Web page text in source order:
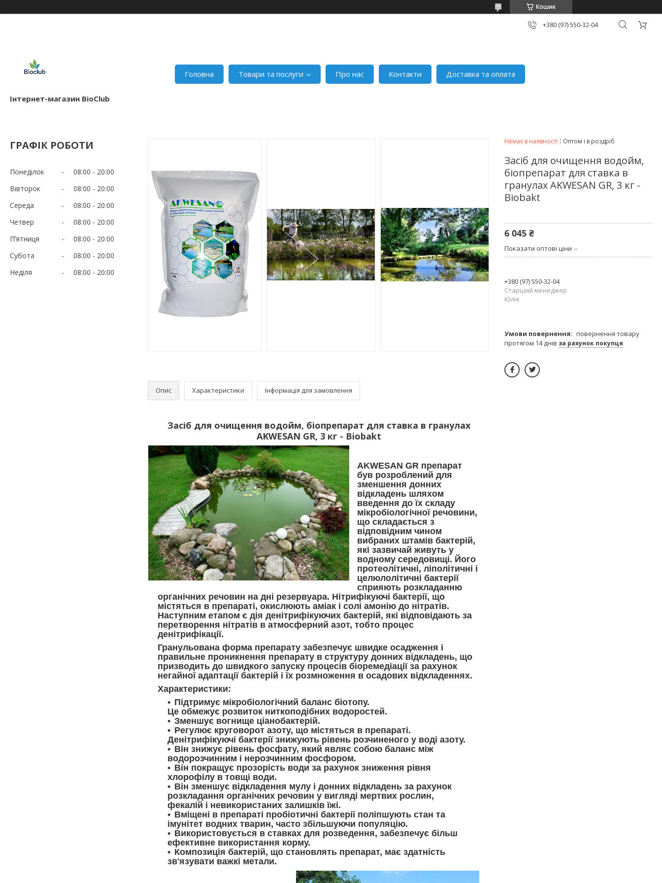
Кошик
+380 (97) 550-32-04
Інтернет-магазин BioClub
Головна Товари та послуги Про нас Контакти Доставка та оплата
ГРАФІК РОБОТИ
Понеділок 08:00
20:00
Вівторок
08:00
20:00
Середа
08:00
20:00
Четвер
08:00
20:00
Пʼятниця
08:00
20:00
Субота
08:00
20:00
Неділя
08:00 20:00
Опис Характеристики Інформація для замовлення
Засіб для очищення водойм, біопрепарат для ставка в гранулах
AKWESAN GR, 3 кг - Biobakt
AKWESAN GR препарат
був розроблений для
зменшення донних
відкладень шляхом
введення до їх складу
мікробіологічної речовини,
що складається з
відповідним чином
вибраних штамів бактерій,
які зазвичай живуть у
водному середовищі. Його
протеолітичні, ліполітичні і
целюлолітичні бактерії
сприяють розкладанню
органічних речовин на дні резервуара. Нітрифікуючі бактерії, що
містяться в препараті, окислюють аміак і солі амонію до нітратів.
Наступним етапом є дія денітрифікуючих бактерій, які відповідають за
перетворення нітратів в атмосферний азот, тобто процес
денітрифікації.
Гранульована форма препарату забезпечує швидке осадження і
правильне проникнення препарату в структуру донних відкладень, що
призводить до швидкого запуску процесів біоремедіації за рахунок
негайної адаптації бактерій і їх розмноження в осадових відкладеннях.
Характеристики:
Підтримує мікробіологічний баланс біотопу.
Це обмежує розвиток ниткоподібних водоростей.
Зменшує вогнище ціанобактерій.
Регулює круговорот азоту, що містяться в препараті.
Денітрифікуючі бактерії знижують рівень розчиненого у воді азоту.
Він знижує рівень фосфату, який являє собою баланс між
водорозчинним і нерозчинним фосфором.
Він покращує прозорість води за рахунок зниження рівня
хлорофілу в товщі води.
Він зменшує відкладення мулу і донних відкладень за рахунок
розкладання органічних речовин у вигляді мертвих рослин,
фекалій і невикористаних залишків їжі.
Вміщені в препараті пробіотичні бактерії поліпшують стан та
імунітет водних тварин, часто збільшуючи популяцію.
Використовується в ставках для розведення, забезпечує більш
ефективне використання корму.
Композиція бактерій, що становлять препарат, має здатність
зв'язувати важкі метали.
Немає в наявності Оптом і в роздріб
Засіб для очищення водойм,
біопрепарат для ставка в
гранулах AKWESAN GR, 3 кг -
Biobakt
6 045 ₴
Показати оптові ціни
+380 (97) 550-32-04
Старший менеджер
Юлія
повернення товару
протягом 14 днів за рахунок покупця